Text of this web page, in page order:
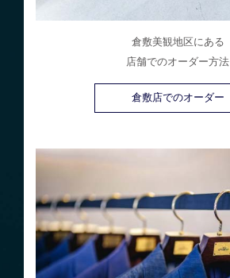
倉敷美観地区にある
店舗でのオーダー方法
倉敷店でのオーダー